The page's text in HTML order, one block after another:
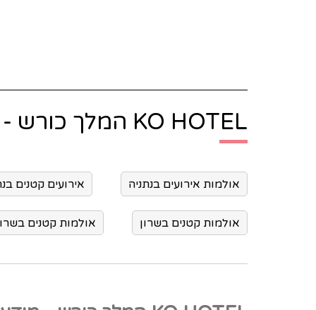
KO HOTEL המלך כורש - חיפושים נוספים:
אולמות אירועים בנתניה אירועים קטנים
אולמות קטנים בשרון אולמות קטנים